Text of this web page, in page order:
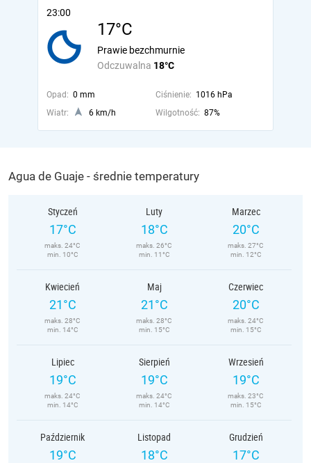
23:00
17°C
Odczuwalna 18°C
Prawie bezchmurnie
Opad: 0 mm Ciśnienie: 1016 hPa
Wiatr:
6 km/h Wilgotność: 87%
Agua de Guaje - średnie temperatury
Styczeń
17°C
maks. 24°C
min. 10°C
Luty
18°C
maks. 26°C
min. 11°C
Marzec
20°C
maks. 27°C
min. 12°C
Kwiecień
21°C
maks. 28°C
min. 14°C
Maj
21°C
maks. 28°C
min. 15°C
Czerwiec
20°C
maks. 24°C
min. 15°C
Lipiec
19°C
maks. 24°C
min. 14°C
Sierpień
19°C
maks. 24°C
min. 14°C
Wrzesień
19°C
maks. 23°C
min. 15°C
Październik
19°C
Listopad
18°C
Grudzień
17°C